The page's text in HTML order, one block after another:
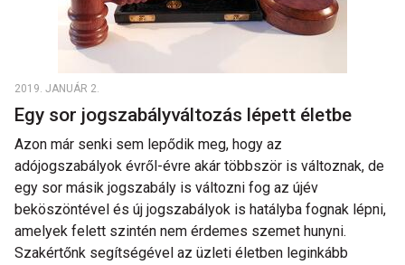
2019. JANUÁR 2.
Egy sor jogszabályváltozás lépett életbe
Azon már senki sem lepődik meg, hogy az
adójogszabályok évről-évre akár többször is változnak, de
egy sor másik jogszabály is változni fog az újév
beköszöntével és új jogszabályok is hatályba fognak lépni,
amelyek felett szintén nem érdemes szemet hunyni.
Szakértőnk segítségével az üzleti életben leginkább